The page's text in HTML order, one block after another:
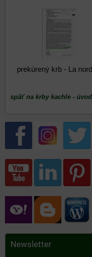
prekúrený krb - La
späť na krby kachle -
Newsletter